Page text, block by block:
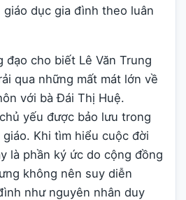
dục gia đình theo luân
cho biết Lê Văn Trung
qua những mất mát lớn về
với bà Đái Thị Huệ.
yếu được bảo lưu trong
Khi tìm hiểu cuộc đời
là phần ký ức do cộng đồng
không nên suy diễn
như nguyên nhân duy